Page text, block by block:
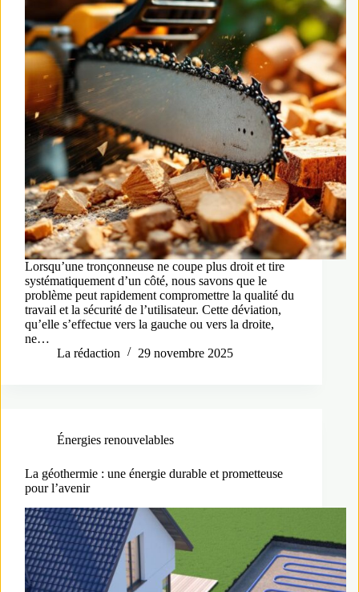
Lorsqu’une tronçonneuse ne coupe plus droit et tire
systématiquement d’un côté, nous savons que le
problème peut rapidement compromettre la qualité du
travail et la sécurité de l’utilisateur. Cette déviation,
qu’elle s’effectue vers la gauche ou vers la droite,
ne…
La rédaction
29 novembre 2025
Énergies renouvelables
La géothermie : une énergie durable et prometteuse
pour l’avenir